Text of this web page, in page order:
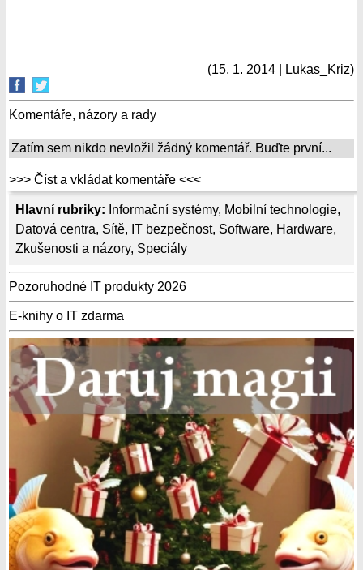
Hlavní rubriky: Informační systémy, Mobilní technologie,
Datová centra, Sítě, IT bezpečnost, Software, Hardware,
Zkušenosti a názory, Speciály
Pozoruhodné IT produkty 2026
E-knihy o IT zdarma
(15. 1. 2014 | Lukas_Kriz)
Komentáře, názory a rady
Zatím sem nikdo nevložil žádný komentář. Buďte první...
>>> Číst a vkládat komentáře <<<